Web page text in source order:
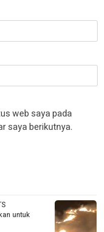
web saya pada
saya berikutnya.
untuk